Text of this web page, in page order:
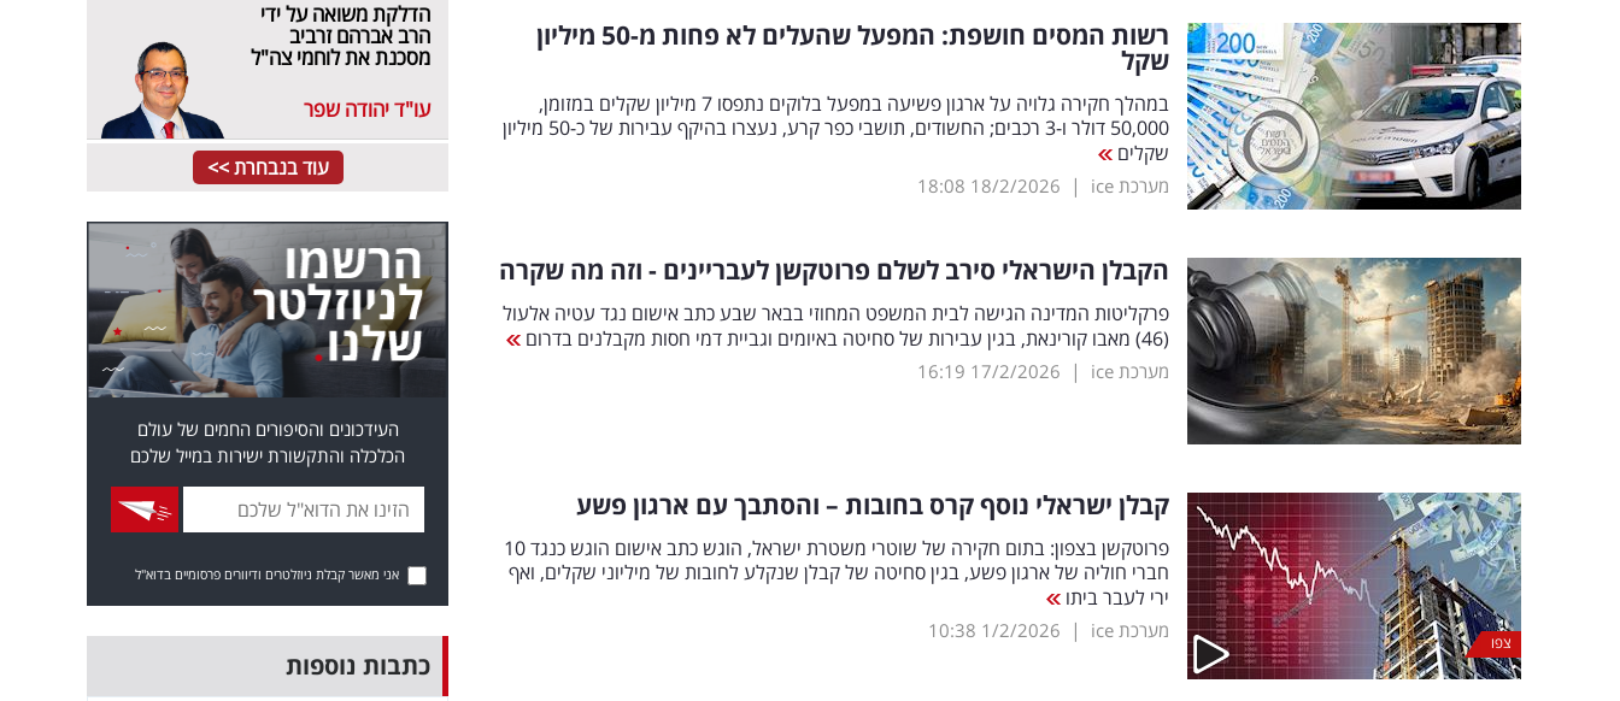
רשות המסים חושפת: המפעל שהעלים לא פחות מ-50 מיליון
שקל
במהלך חקירה גלויה על ארגון פשיעה במפעל בלוקים נתפסו 7 מיליון שקלים במזומן,
50,000 דולר ו-3 רכבים; החשודים, תושבי כפר קרע, נעצרו בהיקף עבירות של כ-50 מיליון
שקלים
מערכת ice |
18/2/2026
18:08
הקבלן הישראלי סירב לשלם פרוטקשן לעבריינים - וזה מה שקרה
פרקליטות המדינה הגישה לבית המשפט המחוזי בבאר שבע כתב אישום נגד עטיה אלעול
(46) מאבו קורינאת, בגין עבירות של סחיטה באיומים וגביית דמי חסות מקבלנים בדרום
מערכת ice |
17/2/2026
16:19
צפו
קבלן ישראלי נוסף קרס בחובות – והסתבך עם ארגון פשע
פרוטקשן בצפון: בתום חקירה של שוטרי משטרת ישראל, הוגש כתב אישום הוגש כנגד 10
חברי חוליה של ארגון פשע, בגין סחיטה של קבלן שנקלע לחובות של מיליוני שקלים, ואף
ירי לעבר ביתו
מערכת ice |
1/2/2026
10:38
הדלקת משואה על ידי
הרב אברהם זרביב
מסכנת את לוחמי צה"ל
עו"ד יהודה שפר
עוד בנבחרת >>
העידכונים והסיפורים החמים של עולם
הכלכלה והתקשורת ישירות במייל שלכם
אני מאשר קבלת ניוזלטרים ודיוורים פרסומיים בדוא"ל
כתבות נוספות